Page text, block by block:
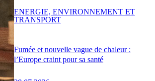
Fumée et nouvelle vague de chaleur :
l’Europe craint pour sa santé
ENERGIE, ENVIRONNEMENT ET
TRANSPORT